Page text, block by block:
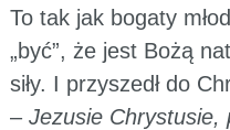
To tak jak bogaty
„być”, że jest Bożą
siły. I przyszedł do
–Jezusie Chrystusie,